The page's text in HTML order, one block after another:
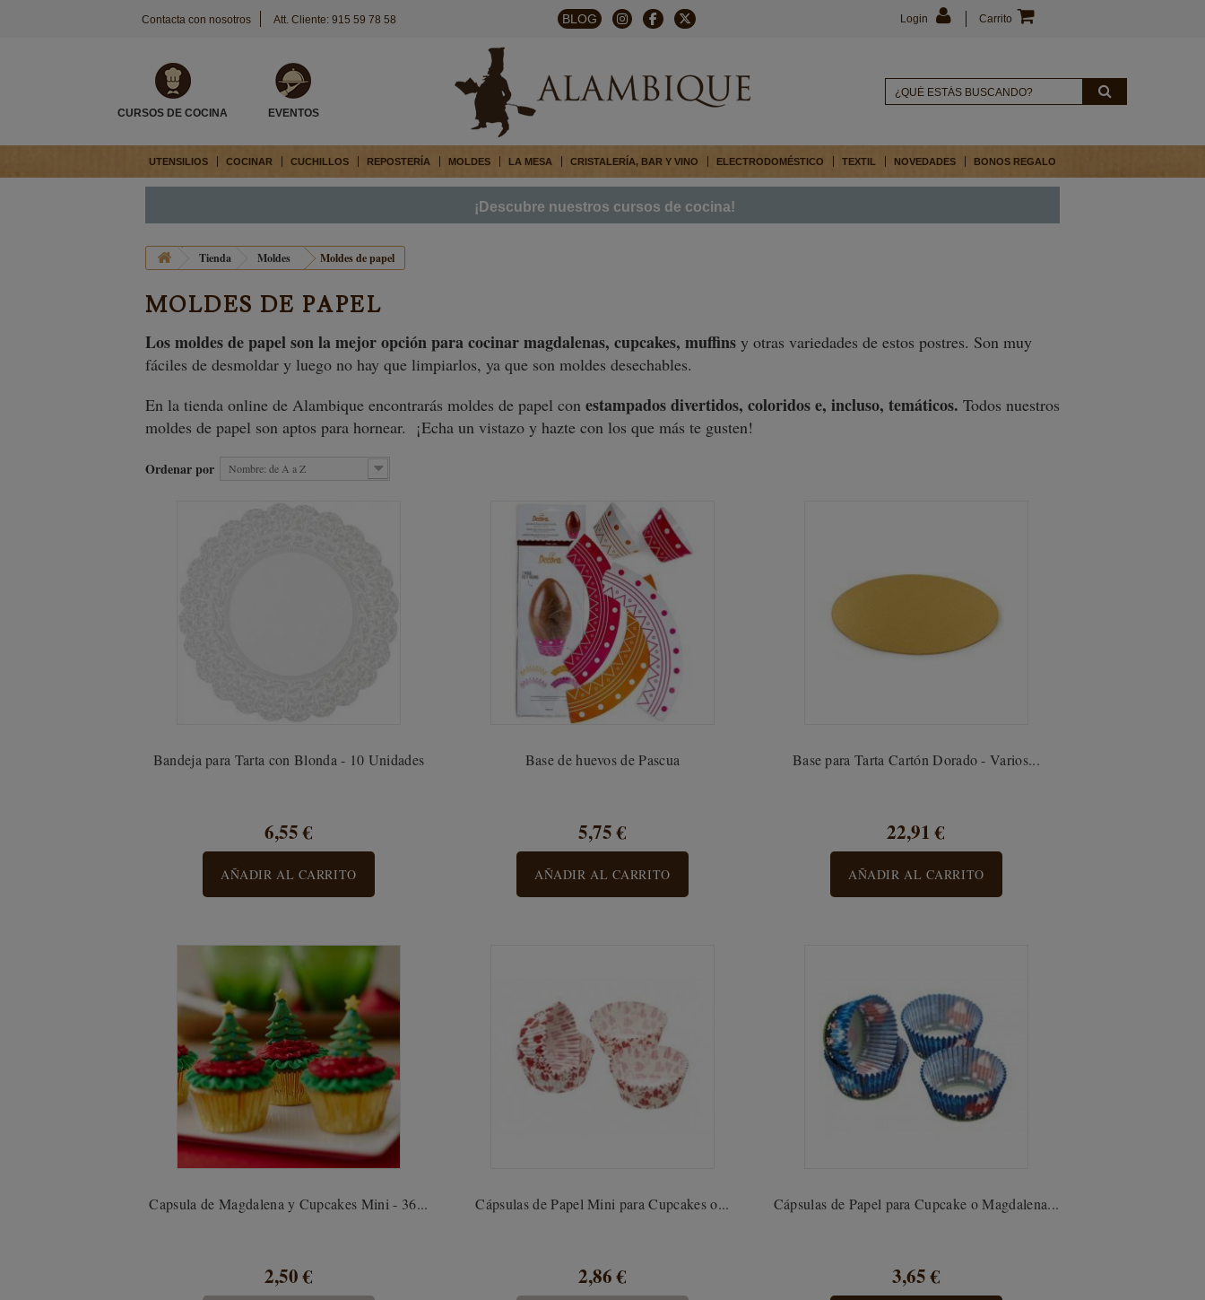
Contacta con nosotros Att. Cliente: 915 59 78 58 BLOG Carrito
Login
CURSOS DE COCINA EVENTOS
UTENSILIOS COCINAR CUCHILLOS REPOSTERÍA MOLDES LA MESA CRISTALERÍA, BAR Y VINO ELECTRODOMÉSTICO TEXTIL NOVEDADES BONOS REGALO
¡Descubre nuestros cursos de cocina!
Tienda Moldes Moldes de papel
MOLDES DE PAPEL
Los moldes de papel son la mejor opción para cocinar magdalenas, cupcakes, muffins y otras variedades de estos postres. Son muy
fáciles de desmoldar y luego no hay que limpiarlos, ya que son moldes desechables.
En la tienda online de Alambique encontrarás moldes de papel con estampados divertidos, coloridos e, incluso, temáticos. Todos nuestros
moldes de papel son aptos para hornear.
¡Echa un vistazo y hazte con los que más te gusten!
Ordenar por Nombre: de A a Z
Bandeja para Tarta con Blonda - 10 Unidades
6,55 €
AÑADIR AL CARRITO
Base de huevos de Pascua
5,75 €
AÑADIR AL CARRITO
Base para Tarta Cartón Dorado - Varios...
22,91 €
AÑADIR AL CARRITO
Capsula de Magdalena y Cupcakes Mini - 36...
2,50 €
Cápsulas de Papel Mini para Cupcakes o...
2,86 €
Cápsulas de Papel para Cupcake o Magdalena...
3,65 €